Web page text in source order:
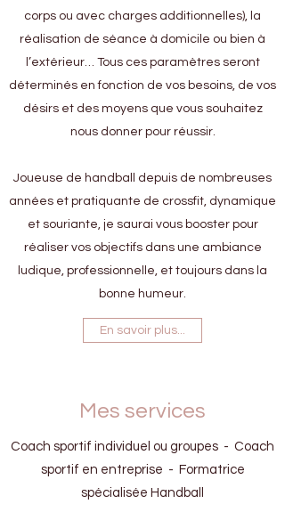
corps ou avec charges additionnelles), la
réalisation de séance à domicile ou bien à
l’extérieur… Tous ces paramètres seront
déterminés en fonction de vos besoins, de vos
désirs et des moyens que vous souhaitez
nous donner pour réussir.
Joueuse de handball depuis de nombreuses
années et pratiquante de crossfit, dynamique
et souriante, je saurai vous booster pour
réaliser vos objectifs dans une ambiance
ludique, professionnelle, et toujours dans la
bonne humeur.
En savoir plus...
Mes services
Coach sportif individuel ou groupes - Coach
sportif en entreprise - Formatrice
spécialisée Handball